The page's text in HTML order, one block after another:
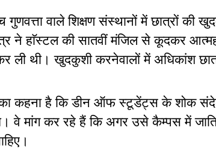
वाले शिक्षण संस्थानों में छात्रों की
ने हाॅस्टल की सातवीं मंजिल से कूदकर
ली थी। खुदकुशी करनेवालों में अधिकांश
कहना है कि डीन ऑफ स्टूडेंट्स के शोक
वे मांग कर रहे हैं कि अगर उसे कैम्पस में जाति